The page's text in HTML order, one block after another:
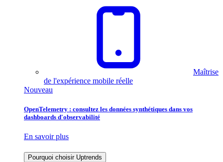
Maîtrise
de l'expérience mobile réelle
Nouveau
OpenTelemetry : consultez les données synthétiques dans vos
dashboards d'observabilité
En savoir plus
Pourquoi choisir Uptrends